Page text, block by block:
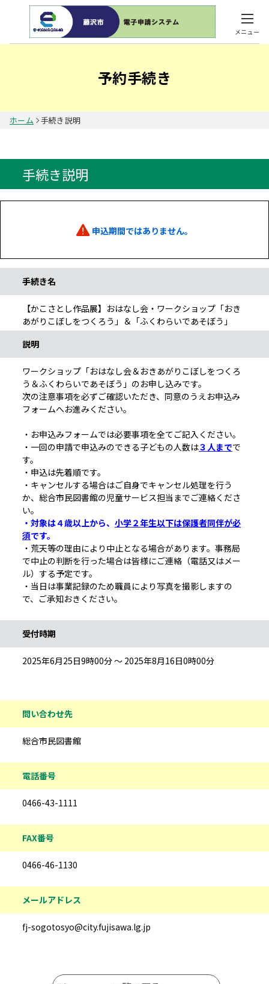
メニュー
予約手続き
ホーム 手続き説明
手続き説明
申込期間ではありません。
手続き名
【かこさとし作品展】おはなし会・ワークショップ「おき
あがりこぼしをつくろう」＆「ふくわらいであそぼう」
説明
ワークショップ「おはなし会＆おきあがりこぼしをつくろ
う＆ふくわらいであそぼう」のお申し込みです。
次の注意事項を必ずご確認いただき、同意のうえお申込み
フォームへお進みください。
・お申込みフォームでは必要事項を全てご記入ください。
・一回の申請で申込みのできる子どもの人数は３人までで
す。
・申込は先着順です。
・キャンセルする場合はご自身でキャンセル処理を行う
か、総合市民図書館の児童サービス担当までご連絡くださ
い。
・対象は４歳以上から、 小学２年生以下は保護者同伴が必
須です。
・荒天等の理由により中止となる場合があります。事務局
で中止の判断を行った場合は皆様にご連絡（電話又はメー
ル）する予定です。
・当日は事業記録のため職員により写真を撮影しますの
で、ご承知おきください。
受付時期
2025年6月25日9時00分 ～ 2025年8月16日0時00分
問い合わせ先
総合市民図書館
電話番号
0466-43-1111
FAX番号
0466-46-1130
メールアドレス
fj-sogotosyo@city.fujisawa.lg.jp